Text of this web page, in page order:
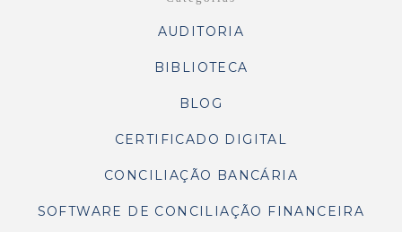
AUDITORIA
BIBLIOTECA
BLOG
CERTIFICADO DIGITAL
CONCILIAÇÃO BANCÁRIA
SOFTWARE DE CONCILIAÇÃO FINANCEIRA